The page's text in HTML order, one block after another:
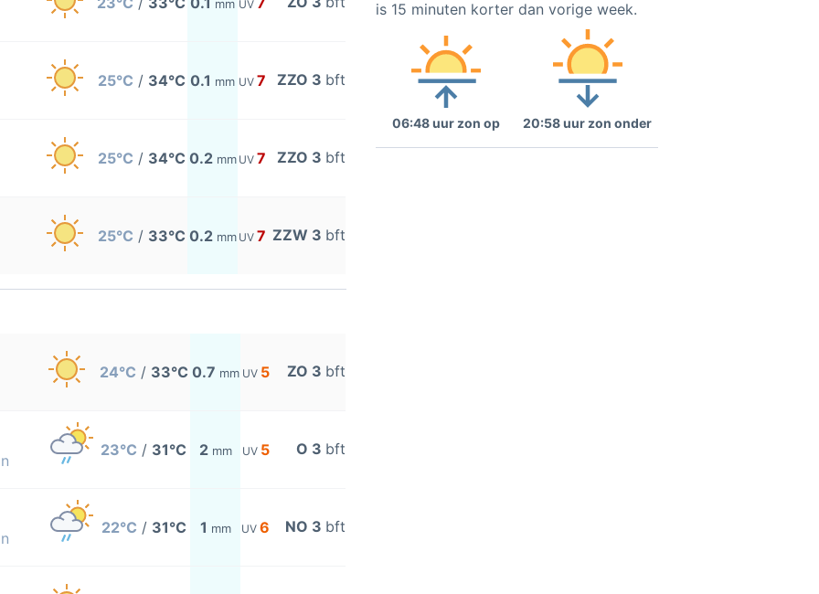
mm UV
25°C / 34°C 0.1 mm UV 7 ZZO 3 bft
25°C / 34°C 0.2 mm UV 7 ZZO 3 bft
25°C / 33°C 0.2 mm UV 7 ZZW 3 bft
24°C / 33°C 0.7 mm UV 5 ZO 3 bft
23°C / 31°C 2 mm UV 5 O 3 bft
22°C / 31°C 1 mm UV 6 NO 3 bft
is 15 minuten korter dan vorige week.
06:48 uur zon op 20:58 uur zon onder